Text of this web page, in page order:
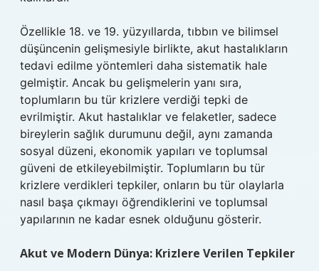
Özellikle 18. ve 19. yüzyıllarda, tıbbın ve bilimsel
düşüncenin gelişmesiyle birlikte, akut hastalıkların
tedavi edilme yöntemleri daha sistematik hale
gelmiştir. Ancak bu gelişmelerin yanı sıra,
toplumların bu tür krizlere verdiği tepki de
evrilmiştir. Akut hastalıklar ve felaketler, sadece
bireylerin sağlık durumunu değil, aynı zamanda
sosyal düzeni, ekonomik yapıları ve toplumsal
güveni de etkileyebilmiştir. Toplumların bu tür
krizlere verdikleri tepkiler, onların bu tür olaylarla
nasıl başa çıkmayı öğrendiklerini ve toplumsal
yapılarının ne kadar esnek olduğunu gösterir.
Akut ve Modern Dünya: Krizlere Verilen Tepkiler